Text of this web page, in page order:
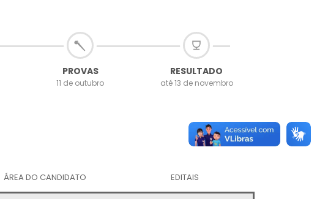
PROVAS
11 de outubro
RESULTADO
até 13 de novembro
ÁREA DO CANDIDATO EDITAIS